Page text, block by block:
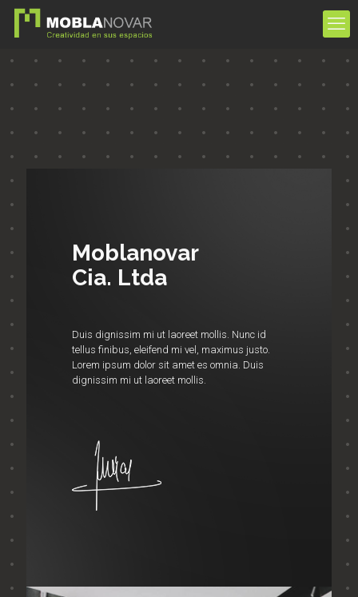
Moblanovar
Cia. Ltda
Duis dignissim mi ut laoreet mollis. Nunc id
tellus finibus, eleifend mi vel, maximus justo.
Lorem ipsum dolor sit amet es omnia. Duis
dignissim mi ut laoreet mollis.